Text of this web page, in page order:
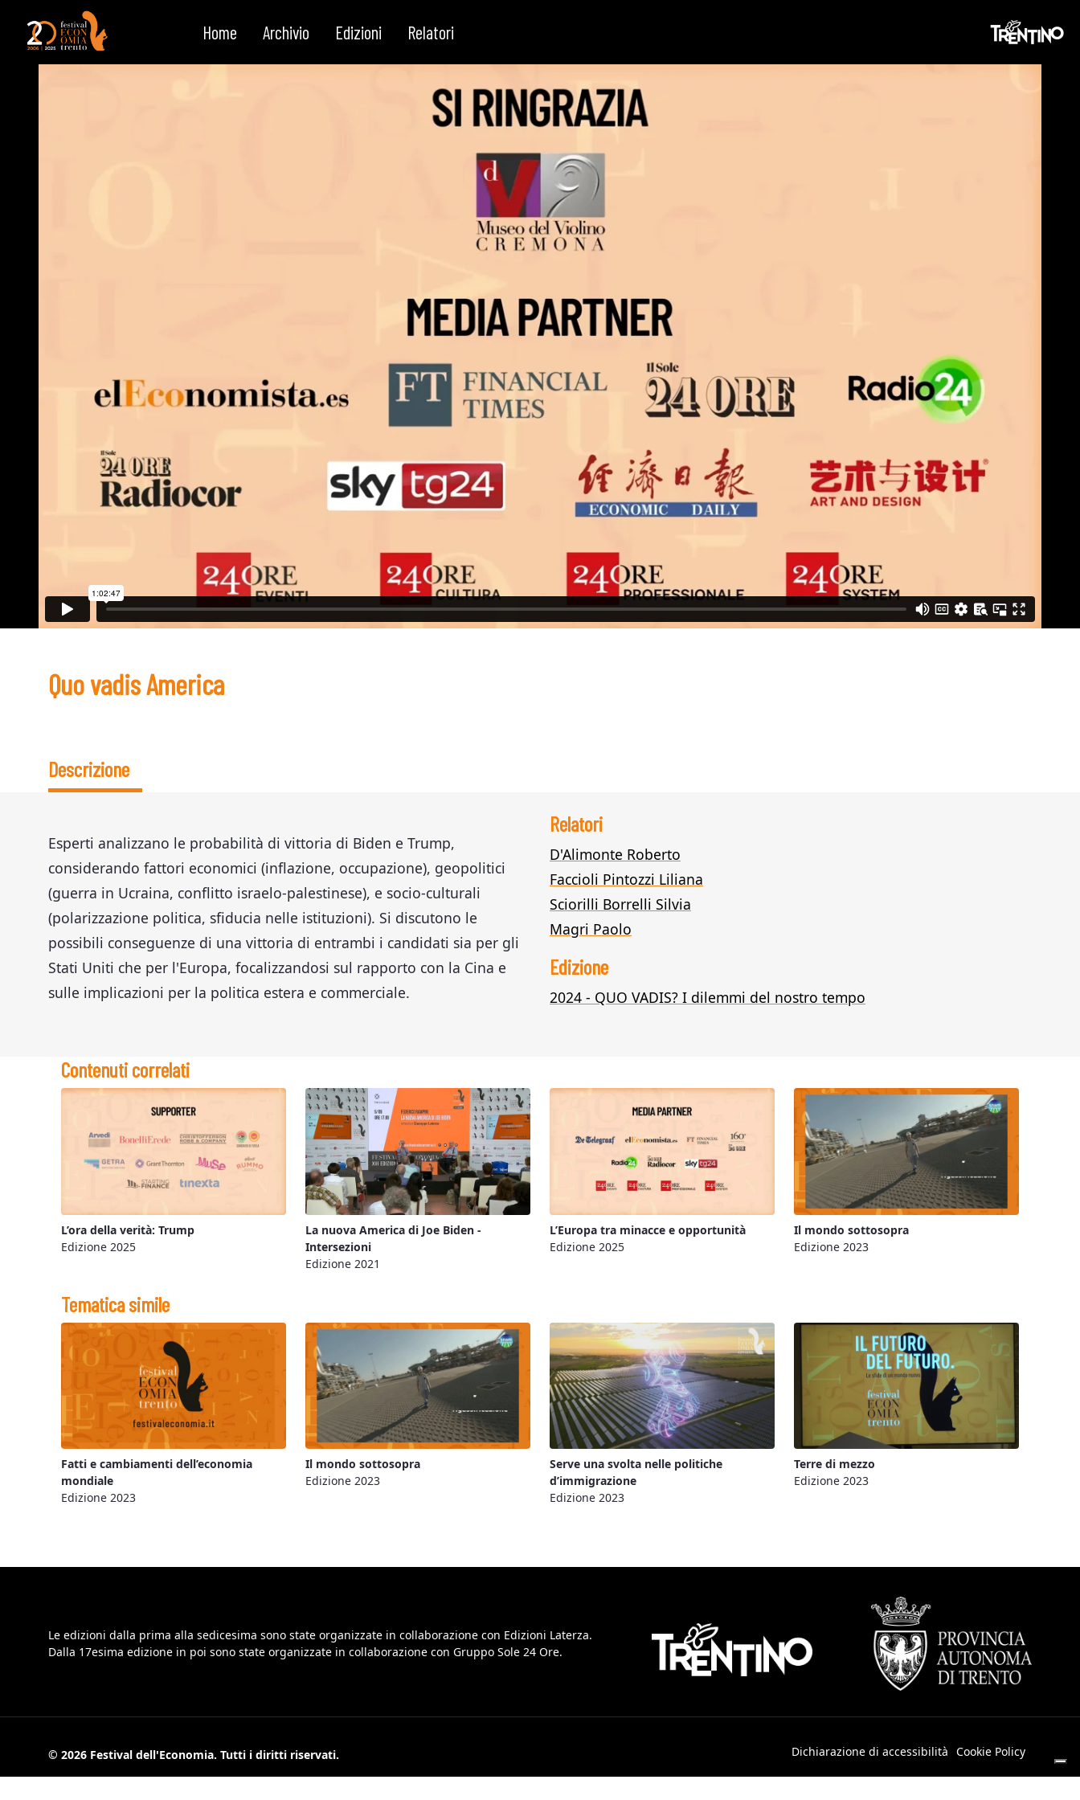
Salta al contenuto
Quo vadis America
Home Archivio Edizioni Relatori
Quo vadis America
Descrizione
Esperti analizzano le probabilità di vittoria di Biden e Trump,
considerando fattori economici (inflazione, occupazione), geopolitici
(guerra in Ucraina, conflitto israelo-palestinese), e socio-culturali
(polarizzazione politica, sfiducia nelle istituzioni). Si discutono le
possibili conseguenze di una vittoria di entrambi i candidati sia per gli
Stati Uniti che per l'Europa, focalizzandosi sul rapporto con la Cina e
sulle implicazioni per la politica estera e commerciale.
Relatori
D'Alimonte Roberto
Faccioli Pintozzi Liliana
Sciorilli Borrelli Silvia
Magri Paolo
Edizione
2024 - QUO VADIS? I dilemmi del nostro tempo
Contenuti correlati
L’ora della verità: Trump
Edizione 2025
La nuova America di Joe Biden -
Intersezioni
Edizione 2021
L’Europa tra minacce e opportunità
Edizione 2025
Il mondo sottosopra
Edizione 2023
Tematica simile
Fatti e cambiamenti dell’economia
mondiale
Edizione 2023
Il mondo sottosopra
Edizione 2023
Serve una svolta nelle politiche
d’immigrazione
Edizione 2023
Terre di mezzo
Edizione 2023
Le edizioni dalla prima alla sedicesima sono state organizzate in collaborazione con Edizioni Laterza.
Dalla 17esima edizione in poi sono state organizzate in collaborazione con Gruppo Sole 24 Ore.
© 2026 Festival dell'Economia. Tutti i diritti riservati. Dichiarazione di accessibilità Cookie Policy